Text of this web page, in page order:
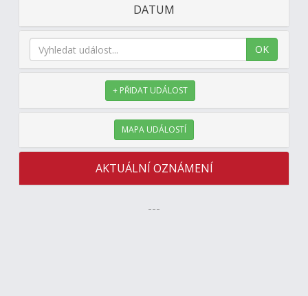
DATUM
OK
+ PŘIDAT UDÁLOST
MAPA UDÁLOSTÍ
AKTUÁLNÍ OZNÁMENÍ
---